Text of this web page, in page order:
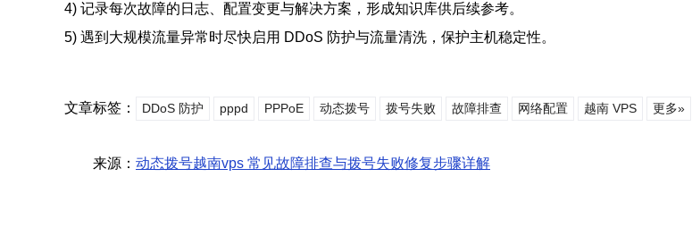
4) 记录每次故障的日志、配置变更与解决方案，形成知识库供后续参考。
5) 遇到大规模流量异常时尽快启用 DDoS 防护与流量清洗，保护主机稳定性。
文章标签： DDoS 防护 pppd PPPoE 动态拨号 拨号失败 故障排查 网络配置 越南 VPS 更多»
来源： 动态拨号越南vps 常见故障排查与拨号失败修复步骤详解